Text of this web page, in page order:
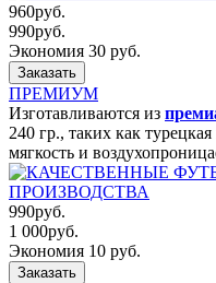
960руб.
990руб.
Экономия 30 руб.
Заказать
ПРЕМИУМ
Изготавливаются из
240 гр., таких как
мягкость и
990руб.
1 000руб.
Экономия 10 руб.
Заказать